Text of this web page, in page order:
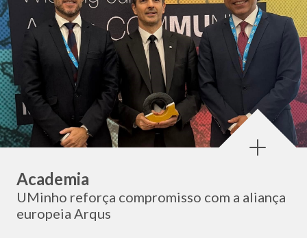
Categoria:
Academia
UMinho reforça compromisso com a aliança
europeia Arqus